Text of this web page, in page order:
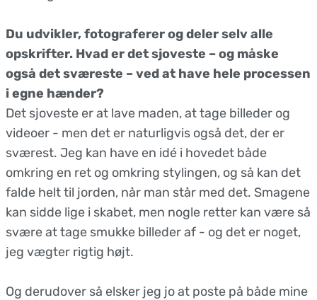
Du udvikler, fotograferer og deler selv alle
opskrifter. Hvad er det sjoveste – og måske
også det sværeste – ved at have hele processen
i egne hænder?
Det sjoveste er at lave maden, at tage billeder og
videoer - men det er naturligvis også det, der er
sværest. Jeg kan have en idé i hovedet både
omkring en ret og omkring stylingen, og så kan det
falde helt til jorden, når man står med det. Smagene
kan sidde lige i skabet, men nogle retter kan være så
svære at tage smukke billeder af - og det er noget,
jeg vægter rigtig højt.
Og derudover så elsker jeg jo at poste på både mine